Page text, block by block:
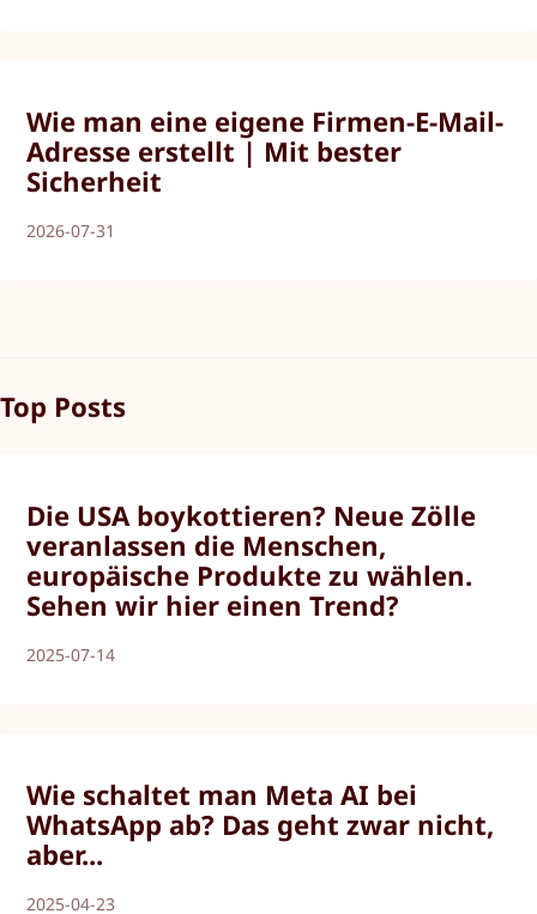
Wie man eine eigene Firmen-E-Mail-
Adresse erstellt | Mit bester
Sicherheit
2026-07-31
Top Posts
Die USA boykottieren? Neue Zölle
veranlassen die Menschen,
europäische Produkte zu wählen.
Sehen wir hier einen Trend?
2025-07-14
Wie schaltet man Meta AI bei
WhatsApp ab? Das geht zwar nicht,
aber...
2025-04-23